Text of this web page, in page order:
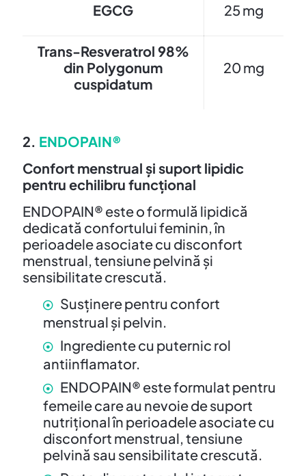
EGCG 25 mg
Trans-Resveratrol 98%
din Polygonum
cuspidatum
20 mg
2. ENDOPAIN®
Confort menstrual și suport lipidic
pentru echilibru funcțional
ENDOPAIN® este o formulă lipidică
dedicată confortului feminin, în
perioadele asociate cu disconfort
menstrual, tensiune pelvină și
sensibilitate crescută.
Susținere pentru confort
menstrual și pelvin.
Ingrediente cu puternic rol
antiinflamator.
ENDOPAIN® este formulat pentru
femeile care au nevoie de suport
nutrițional în perioadele asociate cu
disconfort menstrual, tensiune
pelvină sau sensibilitate crescută.